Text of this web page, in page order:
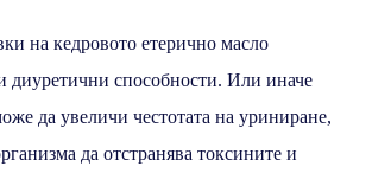
на кедровото етерично масло
диуретични способности. Или иначе
да увеличи честотата на уриниране,
да отстранява токсините и